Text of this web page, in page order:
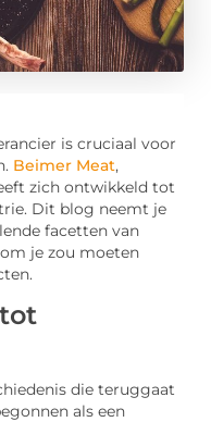
is cruciaal voor
Beimer Meat,
zich ontwikkeld tot
Dit blog neemt je
facetten van
je zou moeten
die teruggaat
als een